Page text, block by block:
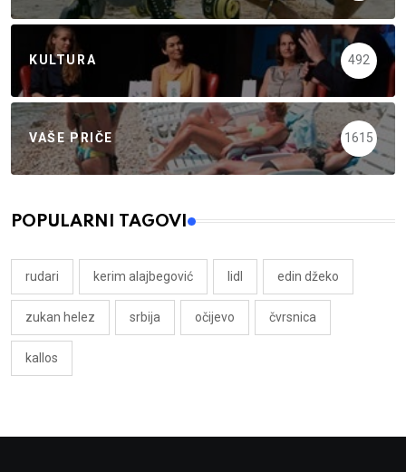
KULTURA 492
VAŠE PRIČE 1615
POPULARNI TAGOVI
rudari kerim alajbegović lidl edin džeko
zukan helez srbija očijevo čvrsnica
kallos